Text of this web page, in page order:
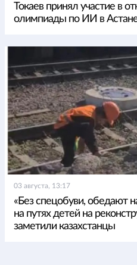
Токаев принял участие в
олимпиады по ИИ в
03 августа, 13:17
«Без спецобуви, обедают
на путях детей на
заметили казахстанцы